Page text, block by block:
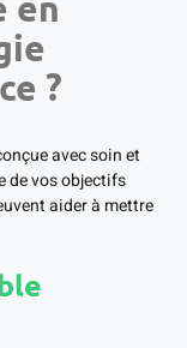
?
avec soin et
de vos objectifs
aider à mettre